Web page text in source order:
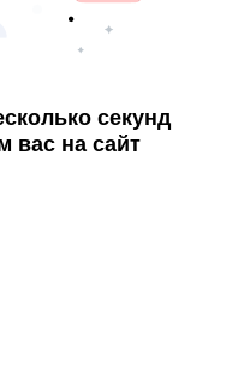
секунд
вас на сайт